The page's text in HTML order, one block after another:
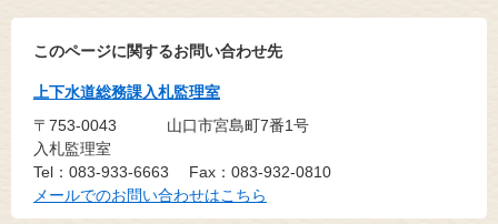
このページに関するお問い合わせ先
上下水道総務課入札監理室
〒753-0043
山口市宮島町7番1号
入札監理室
Tel：083-933-6663
Fax：083-932-0810
メールでのお問い合わせはこちら